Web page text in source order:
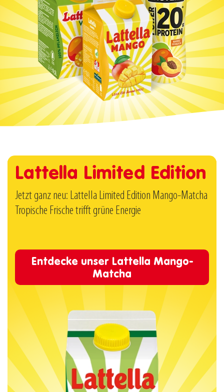
Lattella Limited Edition
Jetzt ganz neu: Lattella Limited Edition Mango-Matcha
Tropische Frische trifft grüne Energie
Entdecke unser Lattella Mango-
Matcha